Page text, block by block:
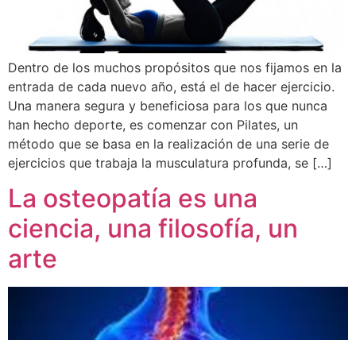
Dentro de los muchos propósitos que nos fijamos en la
entrada de cada nuevo año, está el de hacer ejercicio.
Una manera segura y beneficiosa para los que nunca
han hecho deporte, es comenzar con Pilates, un
método que se basa en la realización de una serie de
ejercicios que trabaja la musculatura profunda, se […]
La osteopatía es una
ciencia, una filosofía, un
arte